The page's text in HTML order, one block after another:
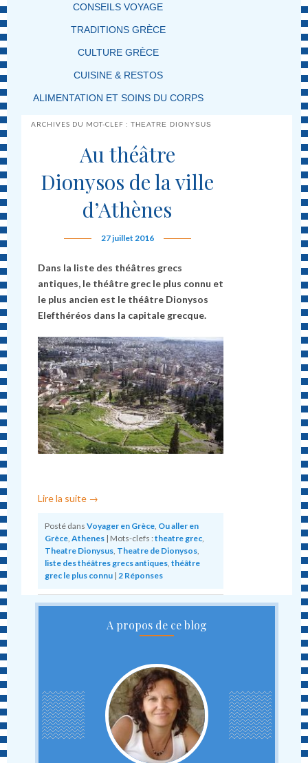
CONSEILS VOYAGE
TRADITIONS GRÈCE
CULTURE GRÈCE
CUISINE & RESTOS
ALIMENTATION ET SOINS DU CORPS
ARCHIVES DU MOT-CLEF :THEATRE DIONYSUS
Au théâtre
Dionysos de la ville
d’Athènes
27 juillet 2016
Dans la liste des théâtres grecs
antiques, le théâtre grec le plus connu et
le plus ancien est le théâtre Dionysos
Elefthéréos dans la capitale grecque.
Lire la suite →
Posté dans Voyager en Grèce, Ou aller en
Grèce,Athenes | Mots-clefs : theatre grec,
Theatre Dionysus, Theatre de Dionysos,
liste des théâtres grecs antiques,théâtre
grec le plus connu |2 Réponses
A propos de ce blog